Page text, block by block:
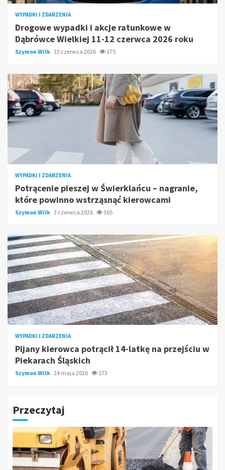
WYPADKI I ZDARZENIA
Drogowe wypadki i akcje ratunkowe w
Dąbrówce Wielkiej 11-12 czerwca 2026 roku
Szymon Wilk 13 czerwca 2026 175
WYPADKI I ZDARZENIA
Potrącenie pieszej w Świerklańcu – nagranie,
które powinno wstrząsnąć kierowcami
Szymon Wilk 3 czerwca 2026 165
WYPADKI I ZDARZENIA
Pijany kierowca potrącił 14-latkę na przejściu w
Piekarach Śląskich
Szymon Wilk 24 maja 2026 173
Przeczytaj